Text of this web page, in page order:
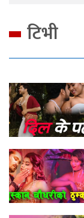
टिभी